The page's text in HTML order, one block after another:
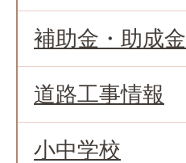
補助金・助成金
道路工事情報
小中学校